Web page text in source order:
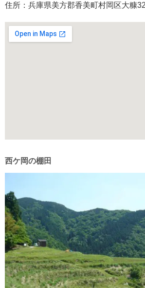
住所：兵庫県美方郡香美町村岡区大糠
西ケ岡の棚田